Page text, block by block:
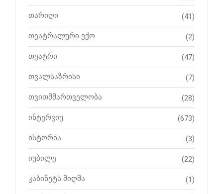
თარიღი (41)
თეატრალური ექო (2)
თეატრი (47)
თვალსაზრისი (7)
თვითმმართველობა (28)
ინტერვიუ (673)
ისტორია (3)
იუბილე (22)
კაბინეტს მიღმა (1)